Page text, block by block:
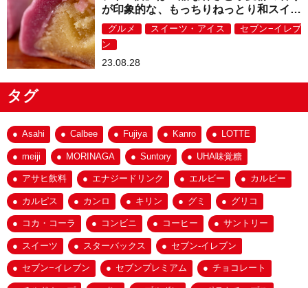
が印象的な、もっちりねっとり和スイー
ツ！
グルメ スイーツ・アイス
セブン−イレブ
ン
23.08.28
タグ
Asahi Calbee Fujiya Kanro LOTTE
meiji MORINAGA Suntory UHA味覚糖
アサヒ飲料 エナジードリンク エルビー カルビー
カルピス カンロ キリン グミ グリコ
コカ・コーラ コンビニ コーヒー サントリー
スイーツ スターバックス セブン-イレブン
セブン−イレブン セブンプレミアム チョコレート